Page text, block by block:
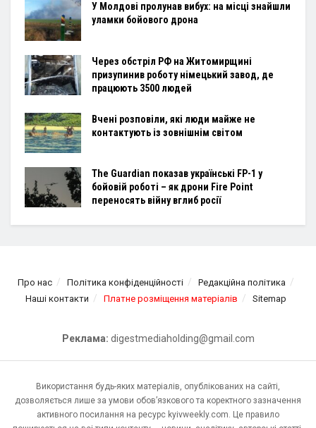
У Молдові пролунав вибух: на місці знайшли
уламки бойового дрона
Через обстріл РФ на Житомирщині
призупинив роботу німецький завод, де
працюють 3500 людей
Вчені розповіли, які люди майже не
контактують із зовнішнім світом
The Guardian показав українські FP-1 у
бойовій роботі – як дрони Fire Point
переносять війну вглиб росії
Про нас Політика конфіденційності
Редакційна політика
Наші контакти
Платне розміщення матеріалів Sitemap
Реклама: digestmediaholding@gmail.com
Використання будь-яких матеріалів, опублікованих на сайті,
дозволяється лише за умови обов’язкового та коректного зазначення
активного посилання на ресурс kyivweekly.com. Це правило